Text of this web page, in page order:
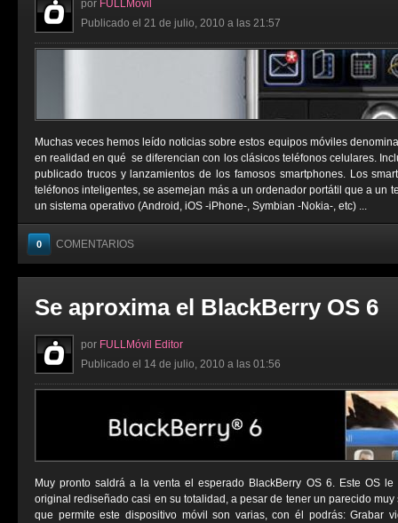
por FULLMóvil
Publicado el 21 de julio, 2010 a las 21:57
Muchas veces hemos leído noticias sobre estos equipos móviles
en realidad en qué se diferencian con los clásicos teléfonos celulares.
publicado trucos y lanzamientos de los famosos smartphones. Los
teléfonos inteligentes, se asemejan más a un ordenador portátil que a un
un sistema operativo (Android, iOS -iPhone-, Symbian -Nokia-, etc) ...
0 COMENTARIOS
Se aproxima el BlackBerry OS 6
por FULLMóvil Editor
Publicado el 14 de julio, 2010 a las 01:56
Muy pronto saldrá a la venta el esperado BlackBerry OS 6. Este OS
original rediseñado casi en su totalidad, a pesar de tener un parecido
que permite este dispositivo móvil son varias, con él podrás: Grabar